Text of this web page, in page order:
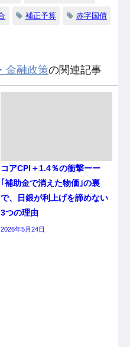
補正予算 赤字国債
金融政策の関連記事
コアCPI＋1.4％の衝撃ーー
｢補助金で消えた物価｣の裏
で、日銀が利上げを諦めない
3つの理由
2026年5月24日